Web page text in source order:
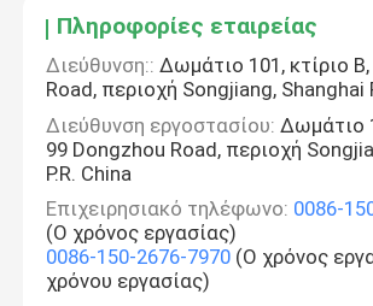
Πληροφορίες εταιρείας
Διεύθυνση:: Δωμάτιο 101, κτίριο
Road, περιοχή Songjiang, Shanghai
Διεύθυνση εργοστασίου: Δωμάτιο
99 Dongzhou Road, περιοχή
P.R. China
Επιχειρησιακό τηλέφωνο: 0086-
(Ο χρόνος εργασίας)
0086-150-2676-7970 (Ο χρόνος
χρόνου εργασίας)